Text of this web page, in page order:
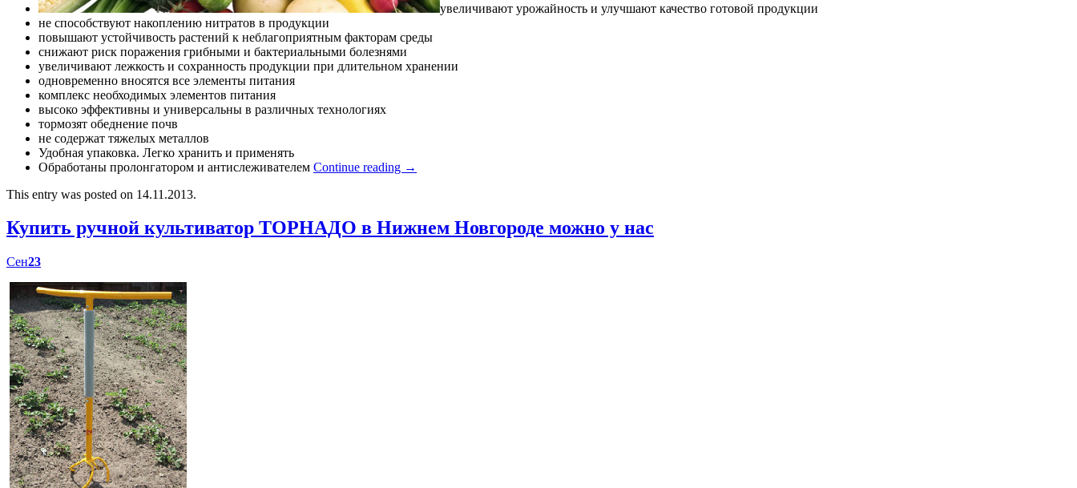
увеличивают урожайность и улучшают качество готовой продукции
не способствуют накоплению нитратов в продукции
повышают устойчивость растений к неблагоприятным факторам среды
снижают риск поражения грибными и бактериальными болезнями
увеличивают лежкость и сохранность продукции при длительном хранении
одновременно вносятся все элементы питания
комплекс необходимых элементов питания
высоко эффективны и универсальны в различных технологиях
тормозят обеднение почв
не содержат тяжелых металлов
Удобная упаковка. Легко хранить и применять
Обработаны пролонгатором и антислеживателем Continue reading →
This entry was posted on 14.11.2013.
Купить ручной культиватор ТОРНАДО в Нижнем Новгороде можно у нас
Сен23